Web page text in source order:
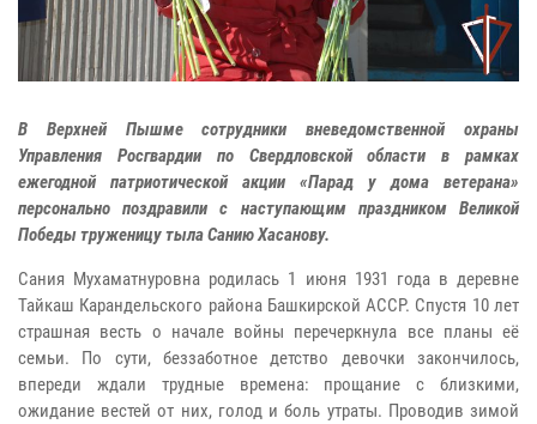
В Верхней Пышме сотрудники вневедомственной охраны
Управления Росгвардии по Свердловской области в рамках
ежегодной патриотической акции «Парад у дома ветерана»
персонально поздравили с наступающим праздником Великой
Победы труженицу тыла Санию Хасанову.
Сания Мухаматнуровна родилась 1 июня 1931 года в деревне
Тайкаш Карандельского района Башкирской АССР. Спустя 10 лет
страшная весть о начале войны перечеркнула все планы её
семьи. По сути, беззаботное детство девочки закончилось,
впереди ждали трудные времена: прощание с близкими,
ожидание вестей от них, голод и боль утраты. Проводив зимой